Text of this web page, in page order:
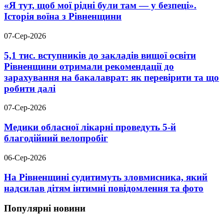
«Я тут, щоб мої рідні були там — у безпеці».
Історія воїна з Рівненщини
07-Сер-2026
5,1 тис. вступників до закладів вищої освіти
Рівненщини отримали рекомендації до
зарахування на бакалаврат: як перевірити та що
робити далі
07-Сер-2026
Медики обласної лікарні проведуть 5-й
благодійний велопробіг
06-Сер-2026
На Рівненщині судитимуть зловмисника, який
надсилав дітям інтимні повідомлення та фото
Популярні новини